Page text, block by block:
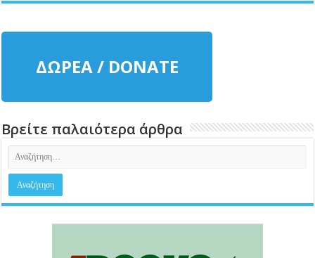
ΔΩΡΕΑ / DONATE
Βρείτε παλαιότερα άρθρα